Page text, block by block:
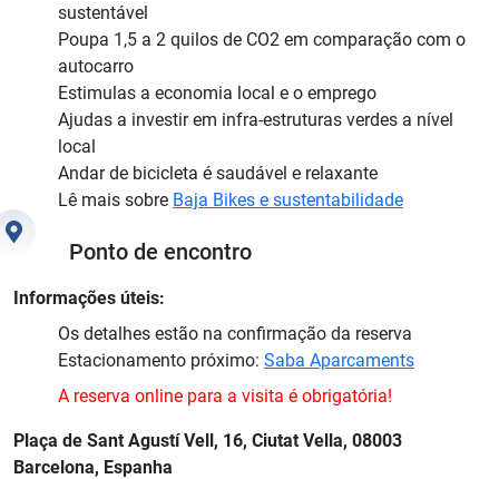
sustentável
Poupa 1,5 a 2 quilos de CO2 em comparação com o
autocarro
Estimulas a economia local e o emprego
Ajudas a investir em infra-estruturas verdes a nível
local
Andar de bicicleta é saudável e relaxante
Lê mais sobre Baja Bikes e sustentabilidade
Ponto de encontro
Informações úteis:
Os detalhes estão na confirmação da reserva
Estacionamento próximo: Saba Aparcaments
A reserva online para a visita é obrigatória!
Plaça de Sant Agustí Vell, 16, Ciutat Vella, 08003
Barcelona, Espanha